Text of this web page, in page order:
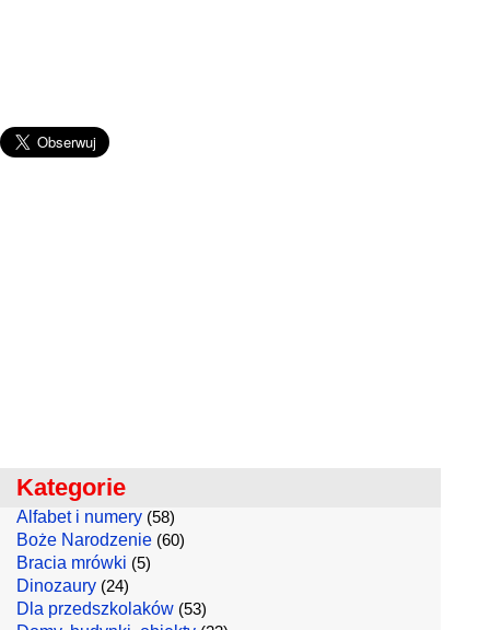
Kategorie
Alfabet i numery (58)
Boże Narodzenie (60)
Bracia mrówki (5)
Dinozaury (24)
Dla przedszkolaków (53)